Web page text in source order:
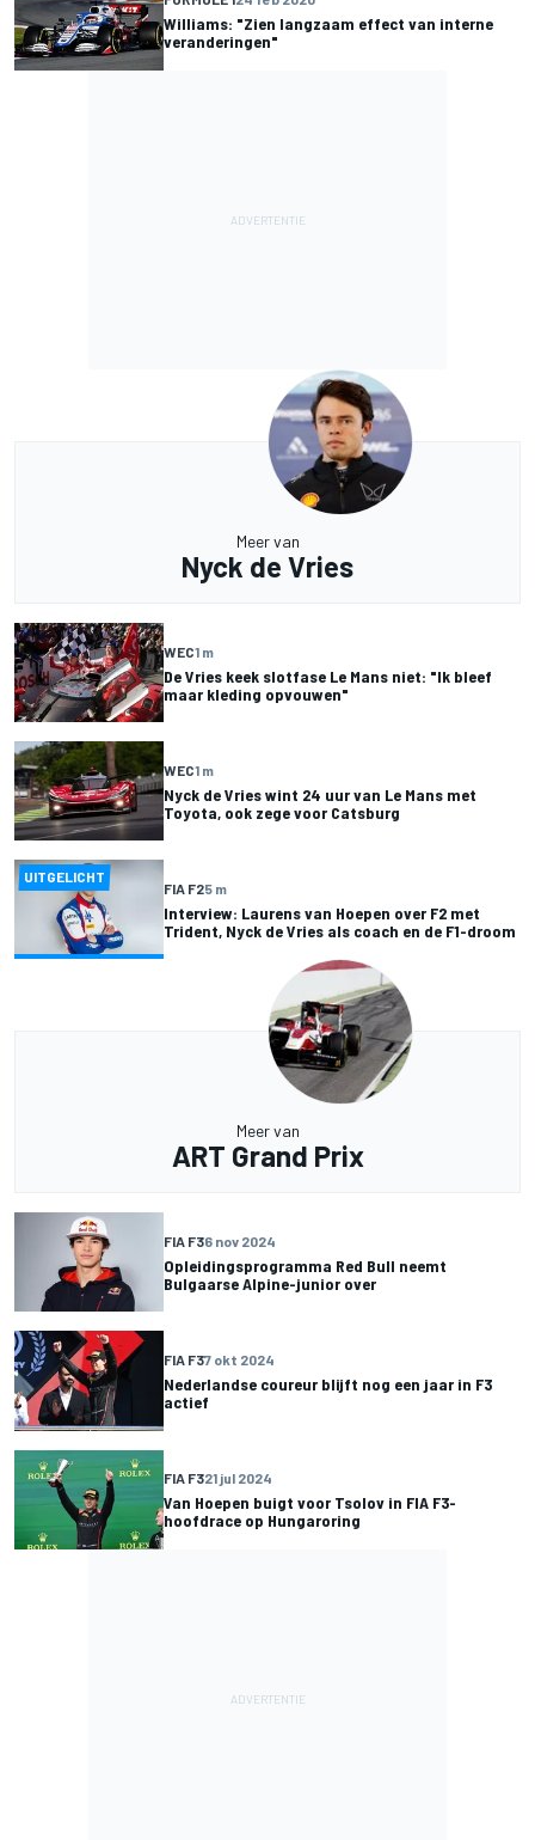
Williams: "Zien langzaam effect van interne
veranderingen"
Meer van
Nyck de Vries
WEC1 m
De Vries keek slotfase Le Mans niet: "Ik bleef
maar kleding opvouwen"
WEC1 m
Nyck de Vries wint 24 uur van Le Mans met
Toyota, ook zege voor Catsburg
UITGELICHT
FIA F25 m
Interview: Laurens van Hoepen over F2 met
Trident, Nyck de Vries als coach en de F1-droom
Meer van
ART Grand Prix
FIA F36 nov 2024
Opleidingsprogramma Red Bull neemt
Bulgaarse Alpine-junior over
FIA F37 okt 2024
Nederlandse coureur blijft nog een jaar in F3
actief
FIA F321 jul 2024
Van Hoepen buigt voor Tsolov in FIA F3-
hoofdrace op Hungaroring